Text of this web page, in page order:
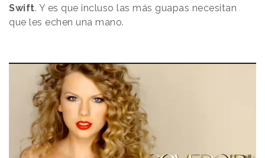
Swift. Y es que incluso las más guapas necesitan
que les echen una mano.